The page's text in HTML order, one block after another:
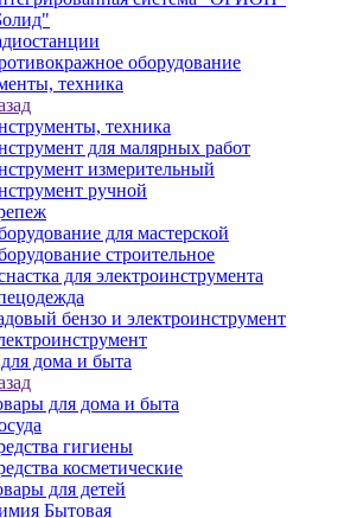
оборудование
техника
техника
для малярных работ
измерительный
ручной
для мастерской
строительное
для электроинструмента
бензо и электроинструмент
дома и быта
для дома и быта
гигиены
косметические
для детей
Бытовая